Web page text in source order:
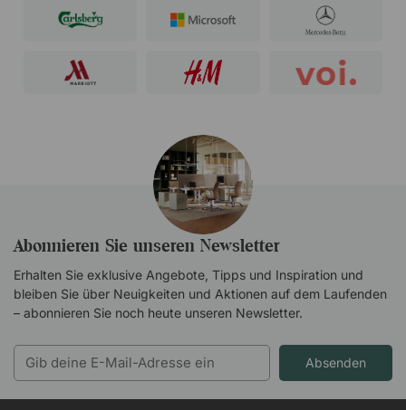
Abonnieren Sie unseren Newsletter
Erhalten Sie exklusive Angebote, Tipps und Inspiration und
bleiben Sie über Neuigkeiten und Aktionen auf dem Laufenden
– abonnieren Sie noch heute unseren Newsletter.
Absenden